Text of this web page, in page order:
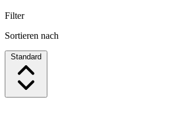
Filter
Sortieren nach
Standard